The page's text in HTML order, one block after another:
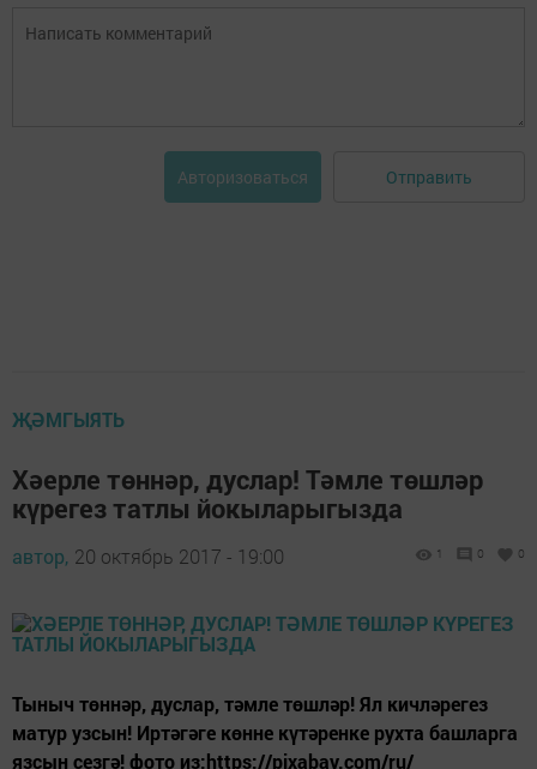
Авторизоваться Отправить
ҖӘМГЫЯТЬ
Хәерле төннәр, дуслар! Тәмле төшләр
күрегез татлы йокыларыгызда
автор, 20 октябрь 2017 - 19:00 1 0 0
Тыныч төннәр, дуслар, тәмле төшләр! Ял кичләрегез
матур узсын! Иртәгәге көнне күтәренке рухта башларга
язсын сезгә! фото из:https://pixabay.com/ru/